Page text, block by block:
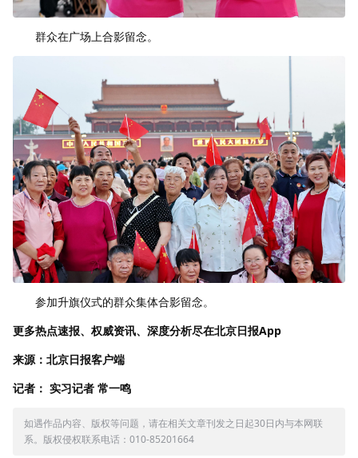
群众在广场上合影留念。
参加升旗仪式的群众集体合影留念。
更多热点速报、权威资讯、深度分析尽在北京日报App
来源：北京日报客户端
记者： 实习记者 常一鸣
如遇作品内容、版权等问题，请在相关文章刊发之日起30日内与本网联
系。版权侵权联系电话：010-85201664